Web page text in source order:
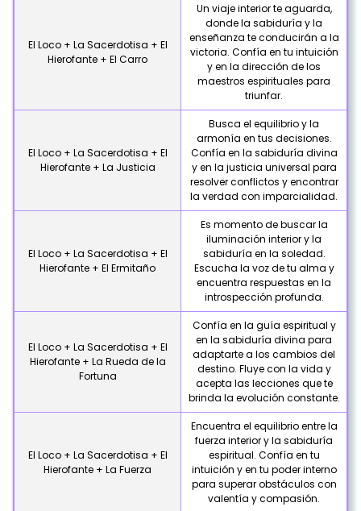
El Loco + La Sacerdotisa + El
Hierofante + El Carro
Un viaje interior te aguarda,
donde la sabiduría y la
enseñanza te conducirán a la
victoria. Confía en tu intuición
y en la dirección de los
maestros espirituales para
triunfar.
El Loco + La Sacerdotisa + El
Hierofante + La Justicia
Busca el equilibrio y la
armonía en tus decisiones.
Confía en la sabiduría divina
y en la justicia universal para
resolver conflictos y encontrar
la verdad con imparcialidad.
El Loco + La Sacerdotisa + El
Hierofante + El Ermitaño
Es momento de buscar la
iluminación interior y la
sabiduría en la soledad.
Escucha la voz de tu alma y
encuentra respuestas en la
introspección profunda.
El Loco + La Sacerdotisa + El
Hierofante + La Rueda de la
Fortuna
Confía en la guía espiritual y
en la sabiduría divina para
adaptarte a los cambios del
destino. Fluye con la vida y
acepta las lecciones que te
brinda la evolución constante.
El Loco + La Sacerdotisa + El
Hierofante + La Fuerza
Encuentra el equilibrio entre la
fuerza interior y la sabiduría
espiritual. Confía en tu
intuición y en tu poder interno
para superar obstáculos con
valentía y compasión.